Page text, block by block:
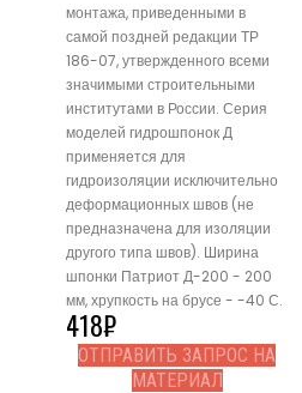
монтажа, приведенными в
самой поздней редакции ТР
186-07, утвержденного всеми
значимыми строительными
институтами в России. Серия
моделей гидрошпонок Д
применяется для
гидроизоляции исключительно
деформационных швов (не
предназначена для изоляции
другого типа швов). Ширина
шпонки Патриот Д-200 - 200
мм, хрупкость на брусе - -40 С.
418₽
ОТПРАВИТЬ ЗАПРОС НА
МАТЕРИАЛ